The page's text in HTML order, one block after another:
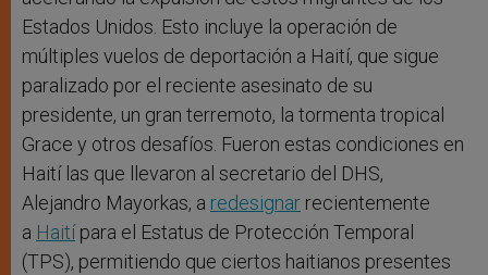
Estados Unidos. Esto incluye la operación de
múltiples vuelos de deportación a Haití, que sigue
paralizado por el reciente asesinato de su
presidente, un gran terremoto, la tormenta tropical
Grace y otros desafíos. Fueron estas condiciones en
Haití las que llevaron al secretario del DHS,
Alejandro Mayorkas, a redesignar recientemente
a Haitípara el Estatus de Protección Temporal
(TPS), permitiendo que ciertos haitianos presentes